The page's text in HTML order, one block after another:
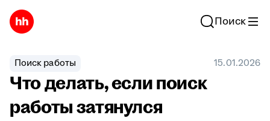
Поиск
Поиск работы 15.01.2026
Что делать, если поиск
работы затянулся